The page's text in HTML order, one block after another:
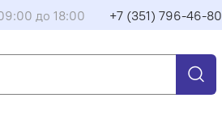
до 18:00 +7 (351) 796-46-80